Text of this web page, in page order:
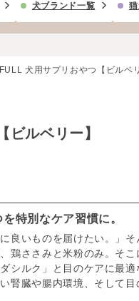
犬ブランド一覧
犬用サプリおやつ【ビルベ
ルベリー】
特別なケア習慣に。
良いものを届けたい。」
鶏ささみと米粉のみ。そ
シルク」と目のケアに最
腎臓や腸内環境、そして